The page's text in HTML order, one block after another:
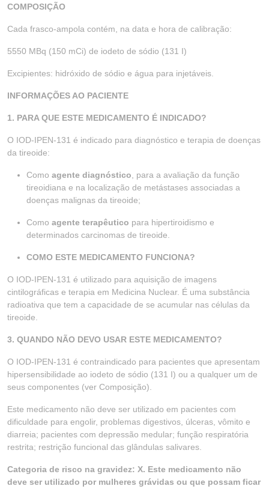
COMPOSIÇÃO
Cada frasco-ampola contém, na data e hora de calibração:
5550 MBq (150 mCi) de iodeto de sódio (131 I)
Excipientes: hidróxido de sódio e água para injetáveis.
INFORMAÇÕES AO PACIENTE
1. PARA QUE ESTE MEDICAMENTO É INDICADO?
O IOD-IPEN-131 é indicado para diagnóstico e terapia de doenças
da tireoide:
Como agente diagnóstico , para a avaliação da função
tireoidiana e na localização de metástases associadas a
doenças malignas da tireoide;
Como agente terapêutico para hipertiroidismo e
determinados carcinomas de tireoide.
COMO ESTE MEDICAMENTO FUNCIONA?
O IOD-IPEN-131 é utilizado para aquisição de imagens
cintilográficas e terapia em Medicina Nuclear. É uma substância
radioativa que tem a capacidade de se acumular nas células da
tireoide.
3. QUANDO NÃO DEVO USAR ESTE MEDICAMENTO?
O IOD-IPEN-131 é contraindicado para pacientes que apresentam
hipersensibilidade ao iodeto de sódio (131 I) ou a qualquer um de
seus componentes (ver Composição).
Este medicamento não deve ser utilizado em pacientes com
dificuldade para engolir, problemas digestivos, úlceras, vômito e
diarreia; pacientes com depressão medular; função respiratória
restrita; restrição funcional das glândulas salivares.
Categoria de risco na gravidez: X. Este medicamento não
deve ser utilizado por mulheres grávidas ou que possam ficar